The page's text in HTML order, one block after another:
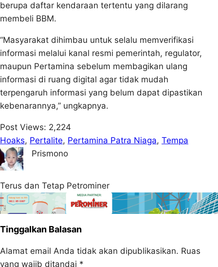
berupa daftar kendaraan tertentu yang dilarang
membeli BBM.
“Masyarakat dihimbau untuk selalu memverifikasi
informasi melalui kanal resmi pemerintah, regulator,
maupun Pertamina sebelum membagikan ulang
informasi di ruang digital agar tidak mudah
terpengaruh informasi yang belum dapat dipastikan
kebenarannya,” ungkapnya.
Post Views: 2,224
Hoaks, Pertalite, Pertamina Patra Niaga, Tempa
Prismono
Terus dan Tetap Petrominer
Tinggalkan Balasan
Alamat email Anda tidak akan dipublikasikan. Ruas
yang wajib ditandai *